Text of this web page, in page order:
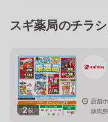
スギ薬局のチラ
2枚
店舗
群馬